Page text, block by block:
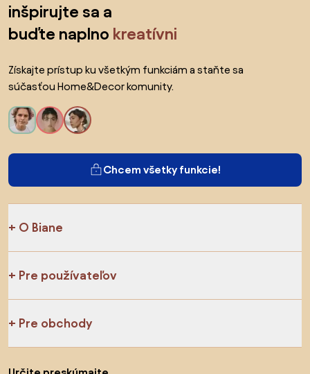
inšpirujte sa a
buďte naplno kreatívni
Získajte prístup ku všetkým funkciám a staňte sa
súčasťou Home&Decor komunity.
Chcem všetky funkcie!
O Biane
Pre používateľov
Pre obchody